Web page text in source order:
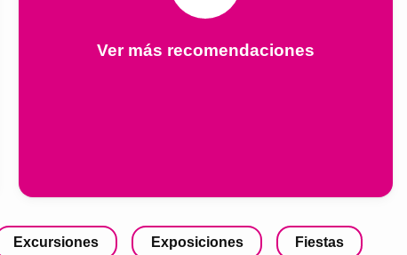
Ver más recomendaciones
Excursiones Exposiciones Fiestas